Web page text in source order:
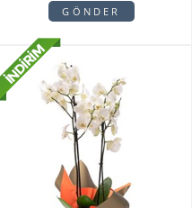
GÖNDER